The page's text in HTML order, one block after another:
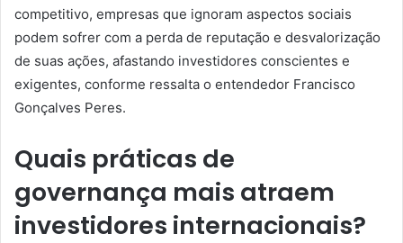
competitivo, empresas que ignoram aspectos sociais
podem sofrer com a perda de reputação e desvalorização
de suas ações, afastando investidores conscientes e
exigentes, conforme ressalta o entendedor Francisco
Gonçalves Peres.
Quais práticas de
governança mais atraem
investidores internacionais?